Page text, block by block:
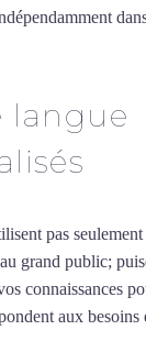
langue
pas
grand public;
connaissances
aux besoins